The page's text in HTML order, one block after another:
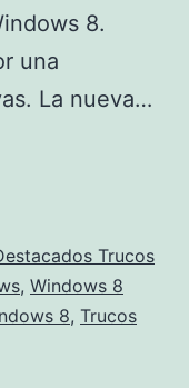
8.
una
La nueva…
Trucos
, Windows 8
8, Trucos